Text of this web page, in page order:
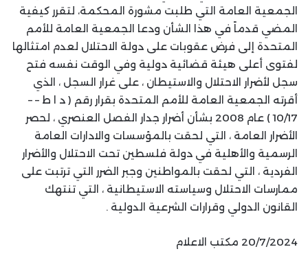
الجمعية العامة التي طلبت مشورة المحكمة، لتقرر كيفية
المضي قدماً في هذا الشأن ودعا الجمعية العامة للأمم
المتحدة إلى فرض عقوبات على دولة الاحتلال لعدم امتثالها
لفتوى أعلى هيئة قضائية دولية وفي الوقت نفسه فتح
سجل لأضرار الاحتلال والاستيطان ، على غرار السجل ، الذي
أقرته الجمعية العامة للأمم المتحدة بقرار رقم ( د ا ط – –
10/17 ) عام 2008 بشأن أضرار جدار الفصل العنصري ، لحصر
الأضرار العامة ، التي لحقت بالمؤسسات والادارات العامة
الرسمية والأهلية في دولة فلسطين تحت الاحتلال والأضرار
الفردية ، التي لحقت بالمواطنين وجبر الضرر التي ترتبت على
ممارسات الاحتلال وسياسته الاستيطانية ، التي تنتهك
القانون الدولي وقرارات الشرعية الدولية .
20/7/2024 مكتب الاعلام